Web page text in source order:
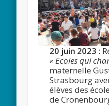
20 juin 2023 :
« Ecoles qui
maternelle
Strasbourg
élèves des
de